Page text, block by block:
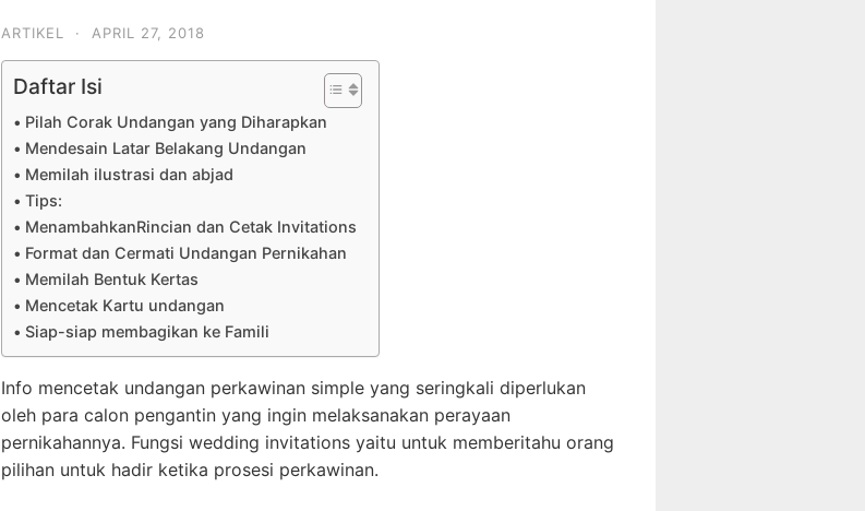
ARTIKEL · APRIL 27, 2018
Daftar Isi
Pilah Corak Undangan yang Diharapkan
Mendesain Latar Belakang Undangan
Memilah ilustrasi dan abjad
Tips:
MenambahkanRincian dan Cetak Invitations
Format dan Cermati Undangan Pernikahan
Memilah Bentuk Kertas
Mencetak Kartu undangan
Siap-siap membagikan ke Famili
Info mencetak undangan perkawinan simple yang seringkali diperlukan
oleh para calon pengantin yang ingin melaksanakan perayaan
pernikahannya. Fungsi wedding invitations yaitu untuk memberitahu orang
pilihan untuk hadir ketika prosesi perkawinan.